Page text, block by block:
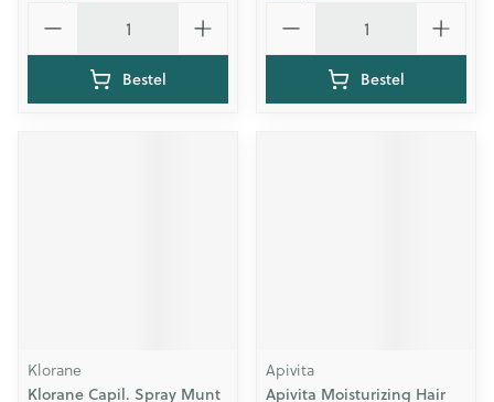
Bestel Bestel
Klorane
Klorane Capil. Spray Munt
Apivita
Apivita Moisturizing Hair